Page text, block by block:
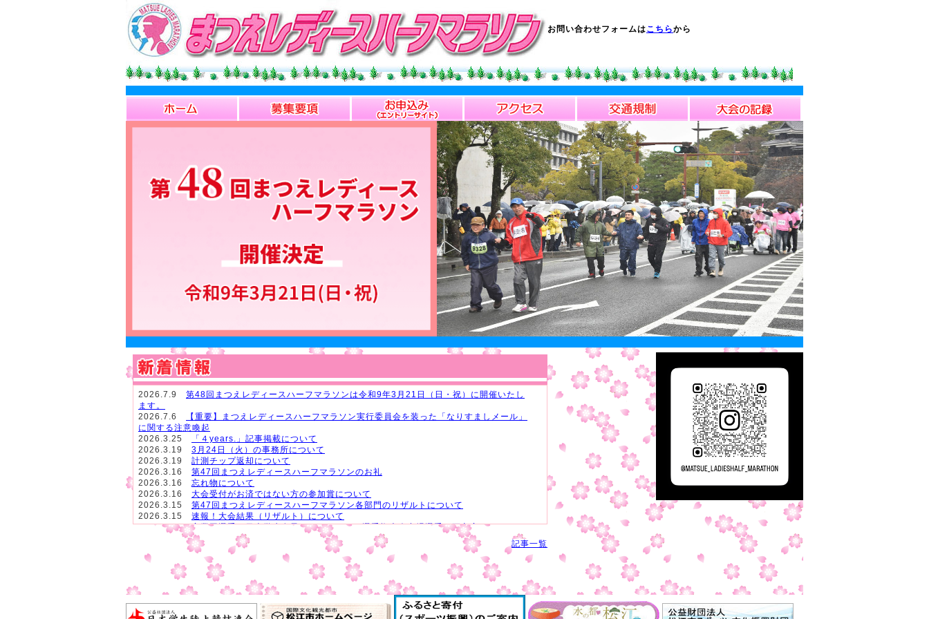
お問い合わせフォームはこちらから
2026.7.9 第48回まつえレディースハーフマラソンは令和9年3月21日（日・祝）に開催いたし
ます。
2026.7.6
【重要】まつえレディースハーフマラソン実行委員会を装った「なりすましメール」
に関する注意喚起
2026.3.25
「４years.」記事掲載について
2026.3.19 3月24日（火）の事務所について
2026.3.19 計測チップ返却について
2026.3.16 第47回まつえレディースハーフマラソンのお礼
2026.3.16 忘れ物について
2026.3.16 大会受付がお済ではない方の参加賞について
2026.3.15 第47回まつえレディースハーフマラソン各部門のリザルトについて
2026.3.15 速報！大会結果（リザルト）について
2026.3.14実業団選手・日本学生女子ハーフマラソン選手権大会出場選手の更衣室について
2026.3.10【お知らせ】特別招待選手について
2026.3.15完走証の発行について
2026.3.4
特別招待選手・注目選手発表
2026.3.4参加証を郵送いたしました
2025.12.18
12月23日（火）の事務所について
2025.12.8大会当日の交通規制について
2025.10.22【姉妹都市マラソン大会情報】第21回宝塚ハーフマラソン大会のご案内（10月31
日まで）
記事一覧